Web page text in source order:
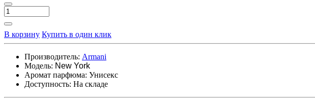
В корзину Купить в один клик
Производитель: Armani
Модель: New York
Аромат парфюма: Унисекс
Доступность: На складе